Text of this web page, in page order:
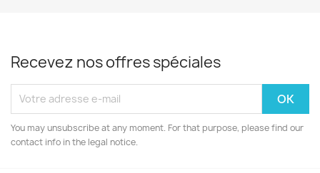
Recevez nos offres spéciales
You may unsubscribe at any moment. For that purpose, please find our
contact info in the legal notice.